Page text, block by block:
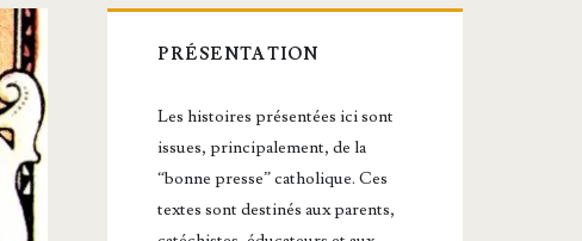
Barre
latérale
principale
PRÉSENTATION
Les histoires présentées ici sont
issues, principalement, de la
“bonne presse” catholique. Ces
textes sont destinés aux parents,